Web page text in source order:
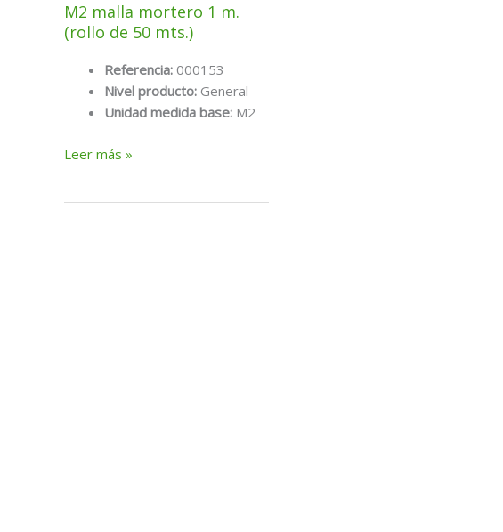
M2 malla mortero 1 m.
(rollo de 50 mts.)
Referencia: 000153
Nivel producto: General
Unidad medida base: M2
M2
Leer más »